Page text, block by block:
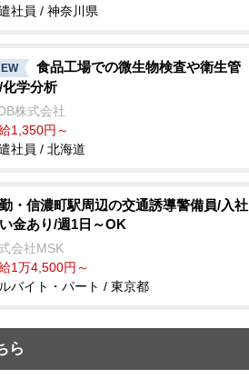
社員 / 神奈川県
食品工場での微生物検査や衛生管
化学分析
株式会社
1,350円～
社員 / 北海道
勤・信濃町駅周辺の交通誘導警備員/入社
金あり/週1日～OK
会社MSK
1万4,500円～
バイト・パート / 東京都
ら